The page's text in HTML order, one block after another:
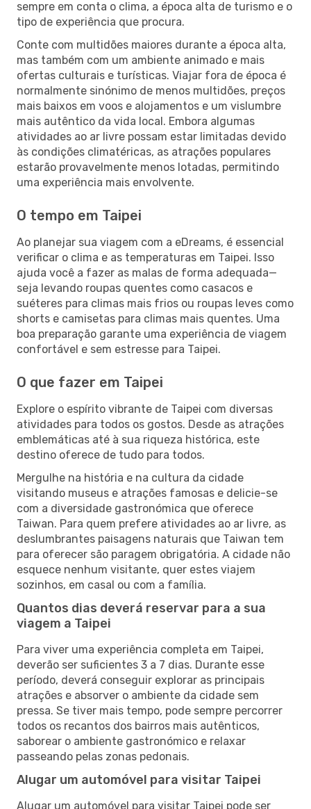
sempre em conta o clima, a época alta de turismo e o
tipo de experiência que procura.
Conte com multidões maiores durante a época alta,
mas também com um ambiente animado e mais
ofertas culturais e turísticas. Viajar fora de época é
normalmente sinónimo de menos multidões, preços
mais baixos em voos e alojamentos e um vislumbre
mais autêntico da vida local. Embora algumas
atividades ao ar livre possam estar limitadas devido
às condições climatéricas, as atrações populares
estarão provavelmente menos lotadas, permitindo
uma experiência mais envolvente.
O tempo em Taipei
Ao planejar sua viagem com a eDreams, é essencial
verificar o clima e as temperaturas em Taipei. Isso
ajuda você a fazer as malas de forma adequada—
seja levando roupas quentes como casacos e
suéteres para climas mais frios ou roupas leves como
shorts e camisetas para climas mais quentes. Uma
boa preparação garante uma experiência de viagem
confortável e sem estresse para Taipei.
O que fazer em Taipei
Explore o espírito vibrante de Taipei com diversas
atividades para todos os gostos. Desde as atrações
emblemáticas até à sua riqueza histórica, este
destino oferece de tudo para todos.
Mergulhe na história e na cultura da cidade
visitando museus e atrações famosas e delicie-se
com a diversidade gastronómica que oferece
Taiwan. Para quem prefere atividades ao ar livre, as
deslumbrantes paisagens naturais que Taiwan tem
para oferecer são paragem obrigatória. A cidade não
esquece nenhum visitante, quer estes viajem
sozinhos, em casal ou com a família.
Quantos dias deverá reservar para a sua
viagem a Taipei
Para viver uma experiência completa em Taipei,
deverão ser suficientes 3 a 7 dias. Durante esse
período, deverá conseguir explorar as principais
atrações e absorver o ambiente da cidade sem
pressa. Se tiver mais tempo, pode sempre percorrer
todos os recantos dos bairros mais autênticos,
saborear o ambiente gastronómico e relaxar
passeando pelas zonas pedonais.
Alugar um automóvel para visitar Taipei
Alugar um automóvel para visitar Taipei pode ser